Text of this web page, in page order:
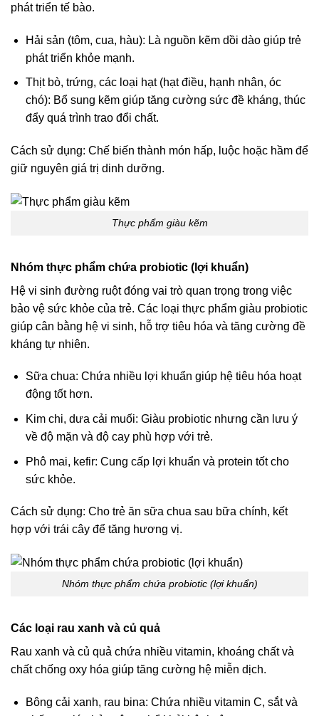
phát triển tế bào.
Hải sản (tôm, cua, hàu): Là nguồn kẽm dồi dào giúp trẻ
phát triển khỏe mạnh.
Thịt bò, trứng, các loại hạt (hạt điều, hạnh nhân, óc
chó): Bổ sung kẽm giúp tăng cường sức đề kháng, thúc
đẩy quá trình trao đổi chất.
Cách sử dụng: Chế biến thành món hấp, luộc hoặc hầm để
giữ nguyên giá trị dinh dưỡng.
Thực phẩm giàu kẽm
Nhóm thực phẩm chứa probiotic (lợi khuẩn)
Hệ vi sinh đường ruột đóng vai trò quan trọng trong việc
bảo vệ sức khỏe của trẻ. Các loại thực phẩm giàu probiotic
giúp cân bằng hệ vi sinh, hỗ trợ tiêu hóa và tăng cường đề
kháng tự nhiên.
Sữa chua: Chứa nhiều lợi khuẩn giúp hệ tiêu hóa hoạt
động tốt hơn.
Kim chi, dưa cải muối: Giàu probiotic nhưng cần lưu ý
về độ mặn và độ cay phù hợp với trẻ.
Phô mai, kefir: Cung cấp lợi khuẩn và protein tốt cho
sức khỏe.
Cách sử dụng: Cho trẻ ăn sữa chua sau bữa chính, kết
hợp với trái cây để tăng hương vị.
Nhóm thực phẩm chứa probiotic (lợi khuẩn)
Các loại rau xanh và củ quả
Rau xanh và củ quả chứa nhiều vitamin, khoáng chất và
chất chống oxy hóa giúp tăng cường hệ miễn dịch.
Bông cải xanh, rau bina: Chứa nhiều vitamin C, sắt và